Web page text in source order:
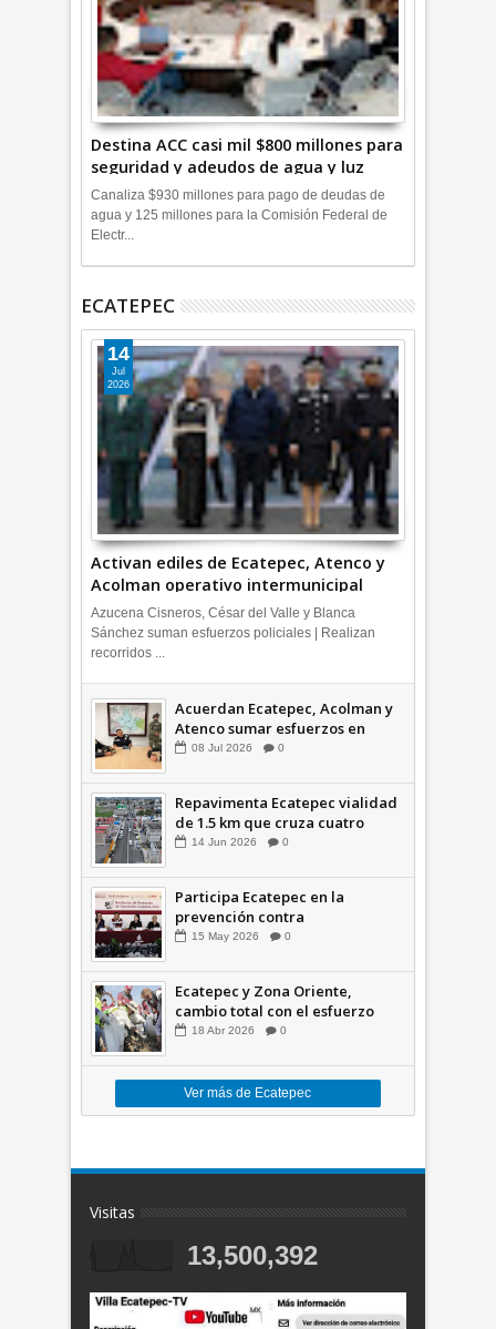
Destina ACC casi mil $800 millones para
seguridad y adeudos de agua y luz
+Video
Canaliza $930 millones para pago de deudas de
agua y 125 millones para la Comisión Federal de
Electr...
ECATEPEC
Activan ediles de Ecatepec, Atenco y
Acolman operativo intermunicipal
14
Jul
2026
Azucena Cisneros, César del Valle y Blanca
Sánchez suman esfuerzos policiales | Realizan
recorridos ...
Acuerdan Ecatepec, Acolman y
Atenco sumar esfuerzos en
seguridad
08 Jul 2026 0
Repavimenta Ecatepec vialidad
de 1.5 km que cruza cuatro
comunidades +Video
14 Jun 2026 0
Participa Ecatepec en la
prevención contra
inundaciones en el Valle de
15 May 2026 0
Ecatepec y Zona Oriente,
cambio total con el esfuerzo
conjunto: Azucena; retiran 21
18 Abr 2026 0
Ver más de Ecatepec
Visitas
13,500,392